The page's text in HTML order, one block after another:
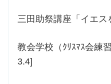
三田助祭講座「イエ
教会学校（ｸﾘｽﾏｽ会練
3.4]